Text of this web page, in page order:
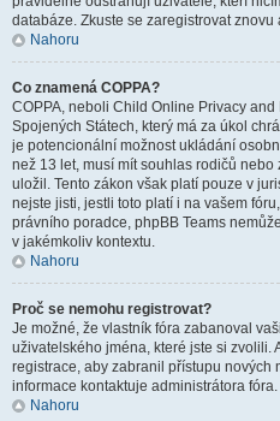
databáze. Zkuste se zaregistrovat
Nahoru
Co znamená COPPA?
COPPA, neboli Child Online Privacy
Spojených Státech, který má za úkol
je potencionální možnost ukládání
než 13 let, musí mít souhlas rodičů
uložil. Tento zákon však platí pouze v
nejste jisti, jestli toto platí i na vašem
právního poradce, phpBB Teams
v jakémkoliv kontextu.
Nahoru
Proč se nemohu registrovat?
Je možné, že vlastník fóra zabanoval
uživatelského jména, které jste si zvolili.
registrace, aby zabranil přístupu nových
informace kontaktuje administrátora fóra.
Nahoru